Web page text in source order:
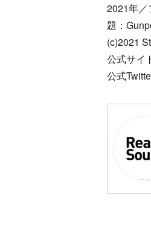
2021年
題：
(c)2021
公式サイ
公式